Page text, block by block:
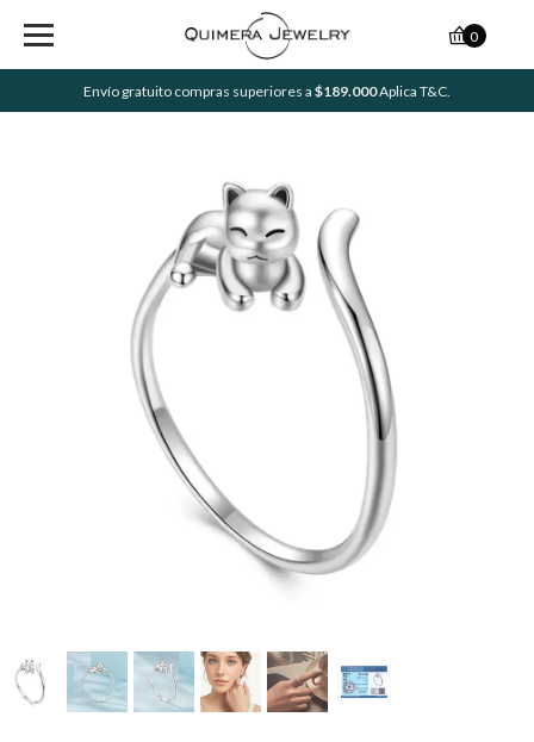
Envío gratuito compras superiores a $189.000Aplica T&C.
0